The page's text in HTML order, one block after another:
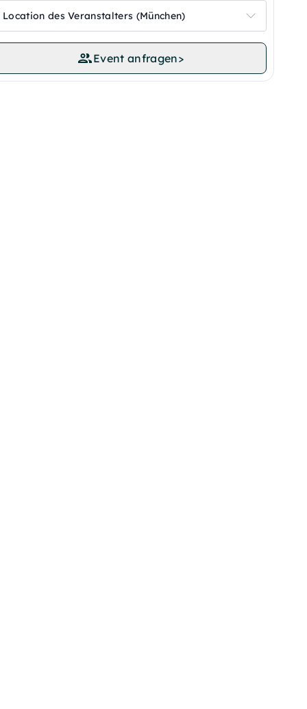
Location des Veranstalters (München)
Event anfragen>